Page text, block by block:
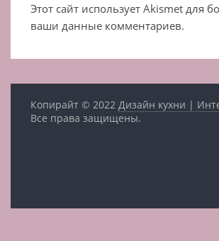
Этот сайт использует Akismet для
ваши данные комментариев.
Копирайт © 2022Дизайн кухни |
Все права защищены.